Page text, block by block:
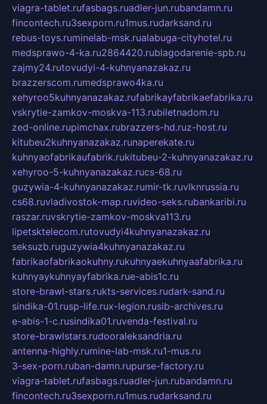
viagra-tablet.rufasbags.ruadler-jun.rubandamn.ru
fincontech.ru3sexporn.ru1mus.rudarksand.ru
rebus-toys.ruminelab-msk.rualabuga-cityhotel.ru
medsprawo-4-ka.ru2864420.rublagodarenie-spb.ru
zajmy24.rutovudyi-4-kuhnyanazakaz.ru
brazzerscom.rumedsprawo4ka.ru
xehyroo5kuhnyanazakaz.rufabrikayfabrikaefabrika.ru
vskrytie-zamkov-moskva-113.rubiletnadom.ru
zed-online.rupimchax.rubrazzers-hd.ruz-host.ru
kitubeu2kuhnyanazakaz.runaperekate.ru
kuhnyaofabrikaufabrik.rukitubeu-2-kuhnyanazakaz.ru
xehyroo-5-kuhnyanazakaz.rucs-68.ru
guzywia-4-kuhnyanazakaz.rumir-tk.ruvlknrussia.ru
cs68.ruvladivostok-map.ruvideo-seks.rubankaribi.ru
raszar.ruvskrytie-zamkov-moskva113.ru
lipetsktelecom.rutovudyi4kuhnyanazakaz.ru
seksuzb.ruguzywia4kuhnyanazakaz.ru
fabrikaofabrikaokuhny.rukuhnyaekuhnyaafabrika.ru
kuhnyaykuhnyayfabrika.rue-abis1c.ru
store-brawl-stars.rukts-services.rudark-sand.ru
sindika-01.rusp-life.rux-legion.rusib-archives.ru
e-abis-1-c.rusindika01.ruvenda-festival.ru
store-brawlstars.rudooraleksandria.ru
antenna-highly.rumine-lab-msk.ru1-mus.ru
3-sex-porn.ruban-damn.rupurse-factory.ru
viagra-tablet.rufasbags.ruadler-jun.rubandamn.ru
fincontech.ru3sexporn.ru1mus.rudarksand.ru